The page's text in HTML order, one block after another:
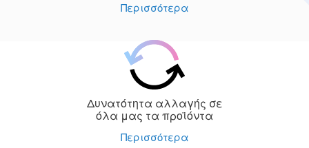
Περισσότερα
Δυνατότητα αλλαγής σε
όλα μας τα προϊόντα
Περισσότερα